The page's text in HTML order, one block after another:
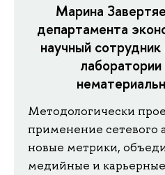
Марина
департамента
научный
Методологически
применение сетевого
новые метрики,
медийные и